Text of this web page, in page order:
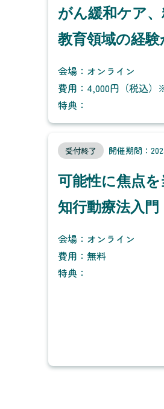
がん緩和ケア、
教育領域の経験
会場：オンライン
費用：4,000円（税込）
特典：
受付終了 開催期間：
可能性に焦点
知行動療法入門
会場：オンライン
費用：無料
特典：